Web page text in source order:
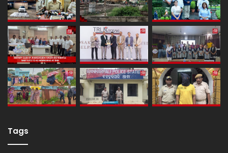
Tags